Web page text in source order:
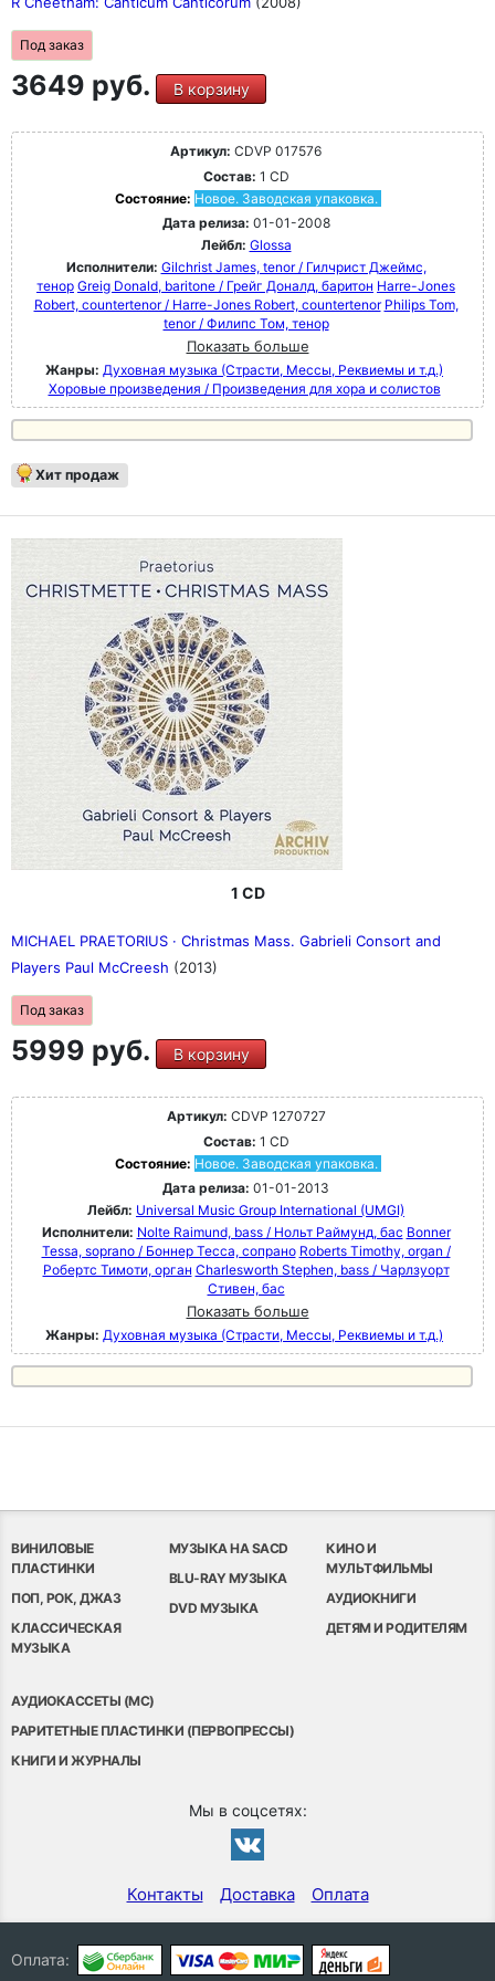
Под заказ
3649 руб. В корзину
Артикул: CDVP 017576
Состав: 1 CD
Состояние: Новое. Заводская упаковка.
Дата релиза: 01-01-2008
Лейбл: Glossa
Исполнители: Gilchrist James, tenor / Гилчрист Джеймс,
тенор Greig Donald, baritone / Грейг Доналд, баритон Harre-Jones
Robert, countertenor / Harre-Jones Robert, countertenor Philips Tom,
tenor / Филипс Том, тенор
Показать больше
Жанры: Духовная музыка (Страсти, Мессы, Реквиемы и т.д.)
Хоровые произведения / Произведения для хора и солистов
Хит продаж
1 CD
MICHAEL PRAETORIUS · Christmas Mass. Gabrieli Consort and
Players Paul McCreesh (2013)
Под заказ
5999 руб. В корзину
Артикул: CDVP 1270727
Состав: 1 CD
Состояние: Новое. Заводская упаковка.
Дата релиза: 01-01-2013
Лейбл: Universal Music Group International (UMGI)
Исполнители: Nolte Raimund, bass / Нольт Раймунд, бас Bonner
Tessa, soprano / Боннер Тесса, сопрано Roberts Timothy, organ /
Робертс Тимоти, орган Charlesworth Stephen, bass / Чарлзуорт
Стивен, бас
Показать больше
Жанры: Духовная музыка (Страсти, Мессы, Реквиемы и т.д.)
ВИНИЛОВЫЕ
ПЛАСТИНКИ
ПОП, РОК, ДЖАЗ
КЛАССИЧЕСКАЯ
МУЗЫКА
МУЗЫКА НА SACD
BLU-RAY МУЗЫКА
DVD МУЗЫКА
КИНО И
МУЛЬТФИЛЬМЫ
АУДИОКНИГИ
ДЕТЯМ И РОДИТЕЛЯМ
АУДИОКАССЕТЫ (MC)
РАРИТЕТНЫЕ ПЛАСТИНКИ (ПЕРВОПРЕССЫ)
КНИГИ И ЖУРНАЛЫ
Мы в соцсетях:
Контакты Доставка Оплата
Оплата: